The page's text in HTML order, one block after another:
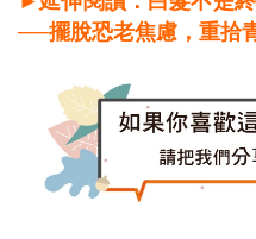
──擺脫恐老焦慮，重拾